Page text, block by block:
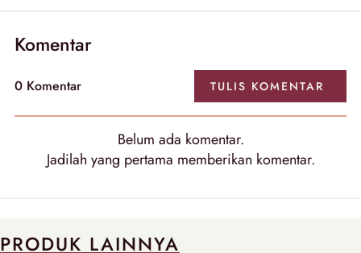
Komentar
0 Komentar TULIS KOMENTAR
Belum ada komentar.
Jadilah yang pertama memberikan komentar.
PRODUK LAINNYA